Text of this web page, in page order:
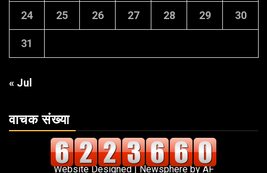
24 25 26 27 28 29 30
31
« Jul
वाचक संख्या
Website Designed|Newsphereby AF